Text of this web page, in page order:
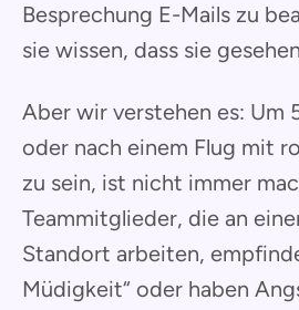
Besprechung E-Mails zu
sie wissen, dass sie
Aber wir verstehen es: Um
oder nach einem Flug mit
zu sein, ist nicht immer
Teammitglieder, die an
Standort arbeiten,
Müdigkeit“ oder haben